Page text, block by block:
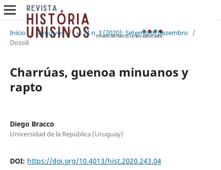
Início / Arquivos / v. 24 n. 3 (2020): Setembro/Dezembro /
Dossiê
Charrúas, guenoa minuanos y
rapto
Diego Bracco
Universidad de la República (Uruguay)
DOI: https://doi.org/10.4013/hist.2020.243.04